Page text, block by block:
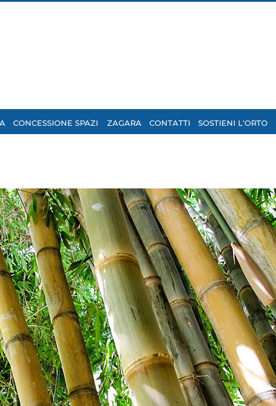
CONCESSIONE SPAZI ZAGARA CONTATTI SOSTIENI L'ORTO